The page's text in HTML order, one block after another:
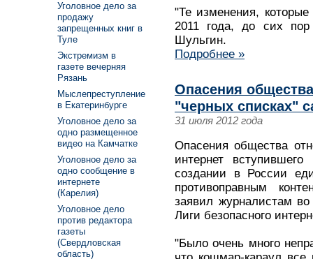
"Те изменения,
2011 года, до сих
Шульгин.
Подробнее »
Опасения
"черных списках"
31 июля 2012 года
Опасения общества
интернет
создании в России
противоправным
заявил журналистам во
Лиги безопасного
"Было очень много
Уголовное дело за
продажу
запрещенных книг в
Туле
Экстремизм в
газете вечерняя
Рязань
Мыслепреступление
в Екатеринбурге
Уголовное дело за
одно размещенное
видео на Камчатке
Уголовное дело за
одно сообщение в
интернете
(Карелия)
Уголовное дело
против редактора
газеты
(Свердловская
область)